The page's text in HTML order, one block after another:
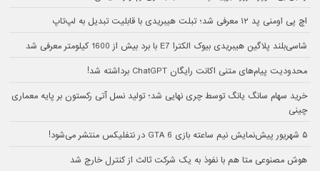
اچ پی اومنی پد ۱۲ معرفی شد؛ تبلت هیبریدی با قابلیت تبدیل به لپ‌تاپ
شاسی‌بلند پلاگین هیبریدی بیوک الکترا E7 با برد بیش از 1600 کیلومتر معرفی شد
محدودیت پیام‌های متنی اکانت رایگان ChatGPT برداشته شد!
خرید سهام سانگ‌ یانگ توسط چری نهایی شد؛ تولید نسل آتی رکستون بر پایه معماری
چینی
۵ شهریور پیش‌نمایش نیم ساعته بازی GTA 6 در نتفلیکس منتشر می‌شود!
هوش مصنوعی متا هم با نفوذ به یک شرکت ثالث از کنترل خارج شد